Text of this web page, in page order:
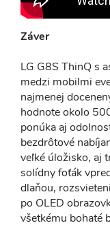
Záver
LG G8S ThinQ s
medzi mobilmi
najmenej
hodnote okolo
ponúka aj
bezdrôtové
veľké úložisko, aj
solídny foťák
dlaňou,
po OLED
všetkému bohaté